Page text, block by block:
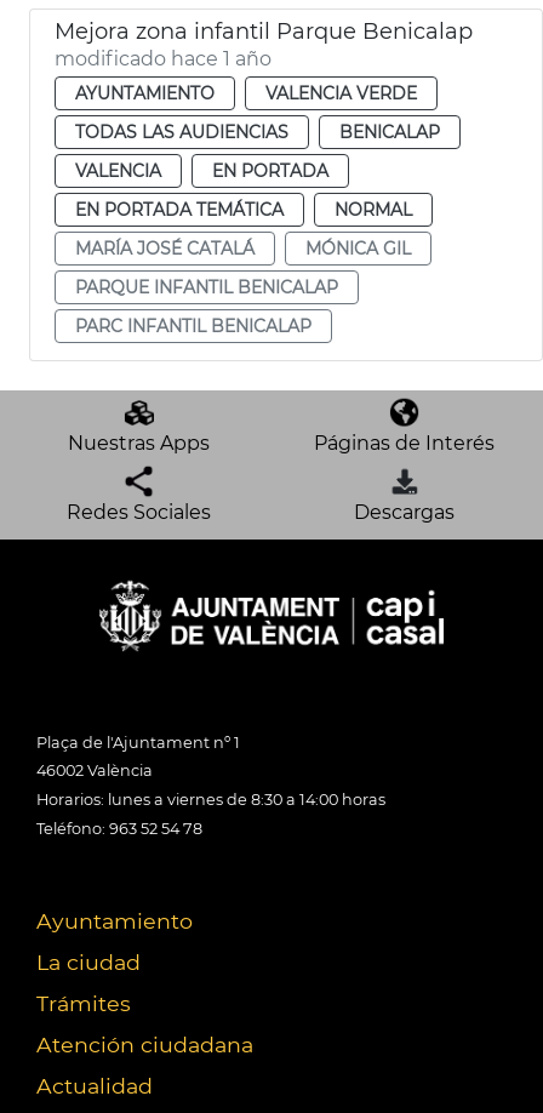
Mejora zona infantil Parque Benicalap
modificado hace 1 año
AYUNTAMIENTO
VALENCIA VERDE
TODAS LAS AUDIENCIAS
BENICALAP
VALENCIA
EN PORTADA
EN PORTADA TEMÁTICA
NORMAL
MARÍA JOSÉ CATALÁ
MÓNICA GIL
PARQUE INFANTIL BENICALAP
PARC INFANTIL BENICALAP
Nuestras Apps Páginas de Interés
Redes Sociales Descargas
Plaça de l'Ajuntament nº 1
46002 València
Horarios: lunes a viernes de 8:30 a 14:00 horas
Teléfono: 963 52 54 78
Ayuntamiento
La ciudad
Trámites
Atención ciudadana
Actualidad